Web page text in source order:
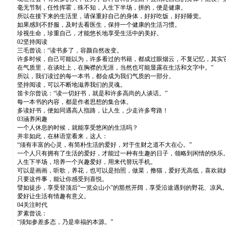
毫无节制，任性挥霍，殊不知，人生下半场，拼的，便是健康。
所以在接下来的生活里，请保重好自己的身体，好好吃饭，好好睡觉。
如果感到不舒服，及时去看医生，保持一个健康的生活习惯。
珍视生命，珍重自己，才能悠长地享受生活中的美好。
02坚持阅读
三毛曾说：“读书多了，容颜自然改变。
许多时候，自己可能以为，许多看过的书籍，都成过眼烟云，不复记忆，其实
在气质里，在谈吐上，在胸襟的无涯，当然也可能显露在生活和文字中。”
所以，我们读过的每一本书，都会成为我们气质的一部分。
坚持阅读，可以不断地滋养我们的灵魂。
笛卡尔曾说：“读一切好书，就是和许多高尚的人谈话。”
每一本书的内容，都是作者思想的集合体。
多读好书，便如同遇高人指路，让人生，少走许多弯路！
03涵养闲趣
一个人休息的时候，就能享受悠闲的生活吗？
并非如此，在林语堂看来，这人：
“须有丰富的心灵，有简朴生活的爱好，对于生财之道不大在心。”
一个人只有拥有了生活的爱好，才能过一种有生趣的日子，领略到闲情的快乐。
人生下半场，培养一个兴趣爱好，用来代替玩手机。
可以是画画，听歌，养花，也可以是拍照，做菜，撸猫，爱好无高低，喜欢就
只要这件事，能让你感受到喜悦。
譬如徒步，享受登顶后“一览众山小”的豁然开阔，享受沿途遇到的野花、凉风。
爱好让生活有情趣有意义。
04关注时代
罗素曾说：
“须知参差多态，乃是幸福的本源。”